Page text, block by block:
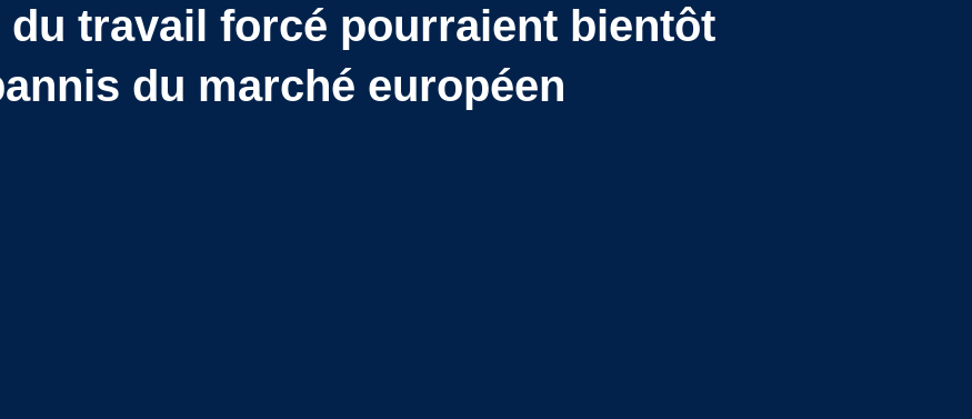
travail forcé pourraient bientôt
du marché européen